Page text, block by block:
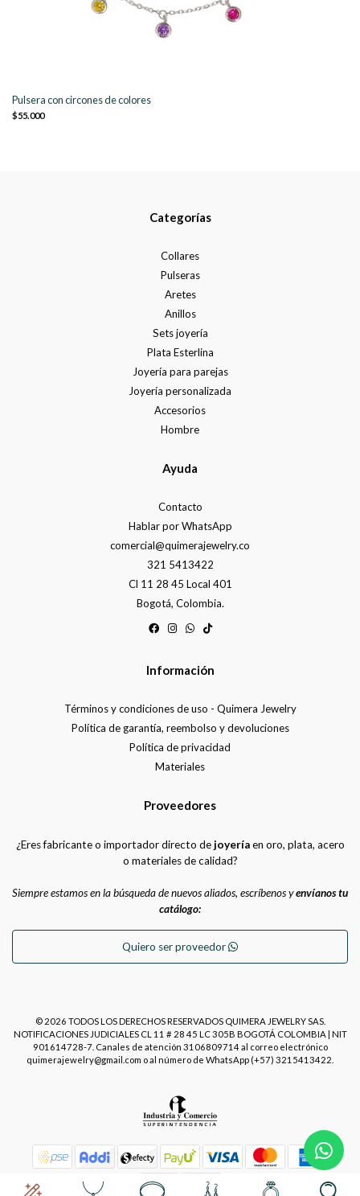
Pulsera con circones de colores
$55.000
Categorías
Collares
Pulseras
Aretes
Anillos
Sets joyería
Plata Esterlina
Joyería para parejas
Joyería personalizada
Accesorios
Hombre
Ayuda
Contacto
Hablar por WhatsApp
comercial@quimerajewelry.co
321 5413422
Cl 11 28 45 Local 401
Bogotá, Colombia.
Información
Términos y condiciones de uso - Quimera Jewelry
Política de garantía, reembolso y devoluciones
Política de privacidad
Materiales
Proveedores
¿Eres fabricante o importador directo dejoyeríaen oro, plata, acero
o materiales de calidad?
Siempre estamos en la búsqueda de nuevos aliados, escríbenos yenvíanos tu
catálogo:
Quiero ser proveedor
© 2026 TODOS LOS DERECHOS RESERVADOS QUIMERA JEWELRY SAS.
NOTIFICACIONES JUDICIALES CL 11 # 28 45 LC 305B BOGOTÁ COLOMBIA | NIT
901614728-7. Canales de atención 3106809714 al correo electrónico
quimerajewelry@gmail.com o al número de WhatsApp (+57) 3215413422.